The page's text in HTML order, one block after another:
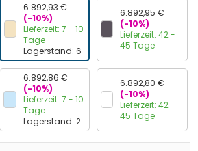
6.892,93 €
(-10%)
Lieferzeit: 7 - 10
Tage
Lagerstand: 6
6.892,95 €
(-10%)
Lieferzeit: 42 -
45 Tage
6.892,86 €
(-10%)
Lieferzeit: 7 - 10
Tage
Lagerstand: 2
6.892,80 €
(-10%)
Lieferzeit: 42 -
45 Tage